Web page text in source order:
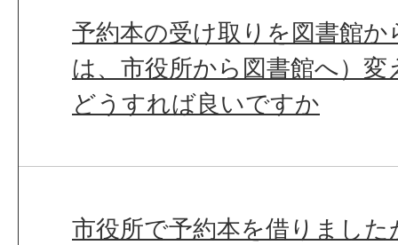
予約本の受け取りを図書館
は、市役所から図書館へ）
どうすれば良いですか
市役所で予約本を借りまし